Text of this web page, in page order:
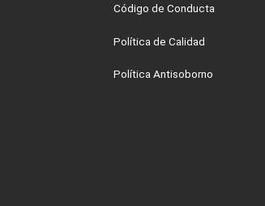
Código de Conducta
Política de Calidad
Política Antisoborno